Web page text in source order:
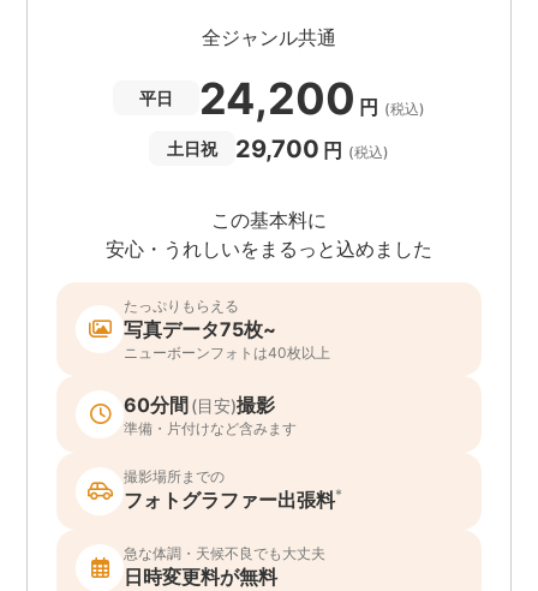
全ジャンル共通
平日 24,200 円 (税込)
土日祝 29,700 円 (税込)
この基本料に
安心・うれしいをまるっと込めました
たっぷりもらえる
写真データ75枚~
ニューボーンフォトは40枚以上
60分間 (目安)撮影
準備・片付けなど含みます
撮影場所までの
フォトグラファー出張料*
急な体調・天候不良でも大丈夫
日時変更料が無料